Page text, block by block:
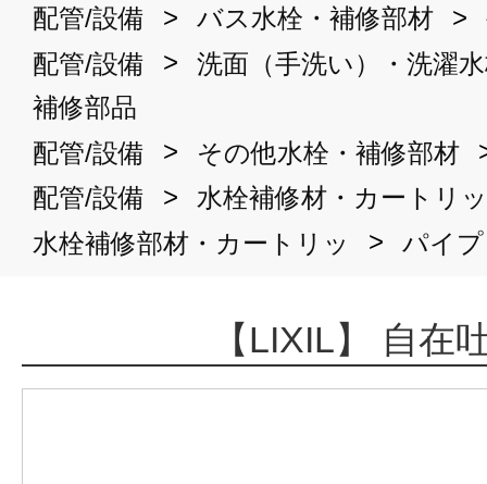
配管/設備
> バス水栓・補修部材 >
配管/設備
>
洗面（手洗い）・洗濯
補修部品
配管/設備
> その他水栓・補修部材
配管/設備
>
水栓補修材・カートリ
水栓補修部材・カートリッ
> パイ
【LIXIL】 自在